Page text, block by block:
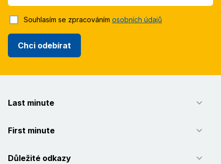
Chci odebírat
Souhlasím se zpracováním osobních údajů
Last minute
First minute
Důležité odkazy